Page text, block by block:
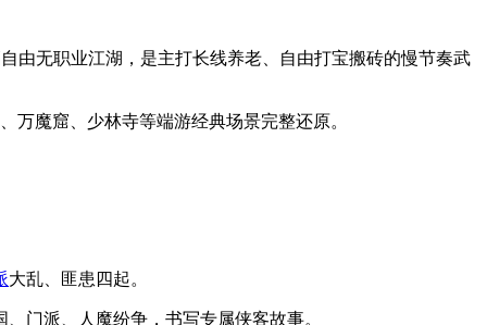
由无职业江湖，是主打长线养老、自由打宝搬砖的慢节奏武
万魔窟、少林寺等端游经典场景完整还原。
大乱、匪患四起。
门派、人魔纷争，书写专属侠客故事。